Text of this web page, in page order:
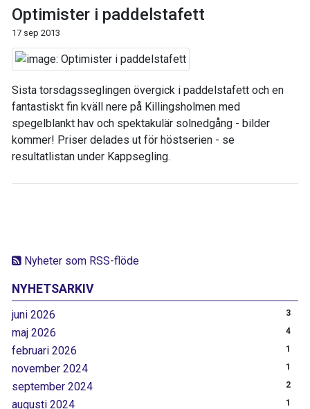
Nyheter som RSS-flöde
NYHETSARKIV
juni 2026 3
maj 2026 4
februari 2026 1
november 2024 1
september 2024 2
augusti 2024 1
Optimister i paddelstafett
17 sep 2013
Sista torsdagsseglingen övergick i paddelstafett och en
fantastiskt fin kväll nere på Killingsholmen med
spegelblankt hav och spektakulär solnedgång - bilder
kommer! Priser delades ut för höstserien - se
resultatlistan under Kappsegling.